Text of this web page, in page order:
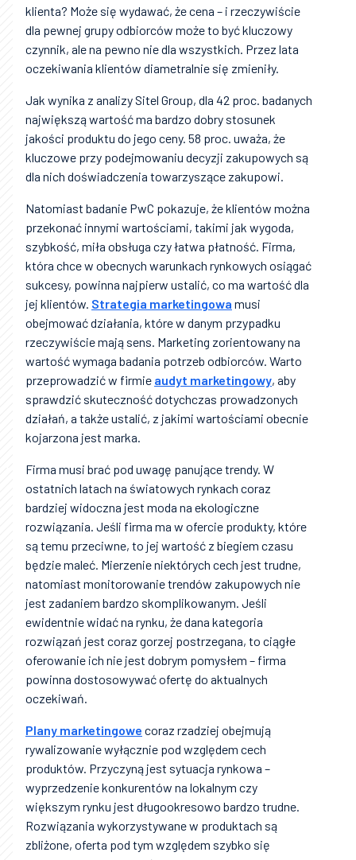
klienta? Może się wydawać, że cena – i rzeczywiście
dla pewnej grupy odbiorców może to być kluczowy
czynnik, ale na pewno nie dla wszystkich. Przez lata
oczekiwania klientów diametralnie się zmieniły.
Jak wynika z analizy Sitel Group, dla 42 proc. badanych
największą wartość ma bardzo dobry stosunek
jakości produktu do jego ceny. 58 proc. uważa, że
kluczowe przy podejmowaniu decyzji zakupowych są
dla nich doświadczenia towarzyszące zakupowi.
Natomiast badanie PwC pokazuje, że klientów można
przekonać innymi wartościami, takimi jak wygoda,
szybkość, miła obsługa czy łatwa płatność. Firma,
która chce w obecnych warunkach rynkowych osiągać
sukcesy, powinna najpierw ustalić, co ma wartość dla
jej klientów. Strategia marketingowa musi
obejmować działania, które w danym przypadku
rzeczywiście mają sens. Marketing zorientowany na
wartość wymaga badania potrzeb odbiorców. Warto
przeprowadzić w firmie audyt marketingowy, aby
sprawdzić skuteczność dotychczas prowadzonych
działań, a także ustalić, z jakimi wartościami obecnie
kojarzona jest marka.
Firma musi brać pod uwagę panujące trendy. W
ostatnich latach na światowych rynkach coraz
bardziej widoczna jest moda na ekologiczne
rozwiązania. Jeśli firma ma w ofercie produkty, które
są temu przeciwne, to jej wartość z biegiem czasu
będzie maleć. Mierzenie niektórych cech jest trudne,
natomiast monitorowanie trendów zakupowych nie
jest zadaniem bardzo skomplikowanym. Jeśli
ewidentnie widać na rynku, że dana kategoria
rozwiązań jest coraz gorzej postrzegana, to ciągłe
oferowanie ich nie jest dobrym pomysłem – firma
powinna dostosowywać ofertę do aktualnych
oczekiwań.
Plany marketingowe coraz rzadziej obejmują
rywalizowanie wyłącznie pod względem cech
produktów. Przyczyną jest sytuacja rynkowa –
wyprzedzenie konkurentów na lokalnym czy
większym rynku jest długookresowo bardzo trudne.
Rozwiązania wykorzystywane w produktach są
zbliżone, oferta pod tym względem szybko się